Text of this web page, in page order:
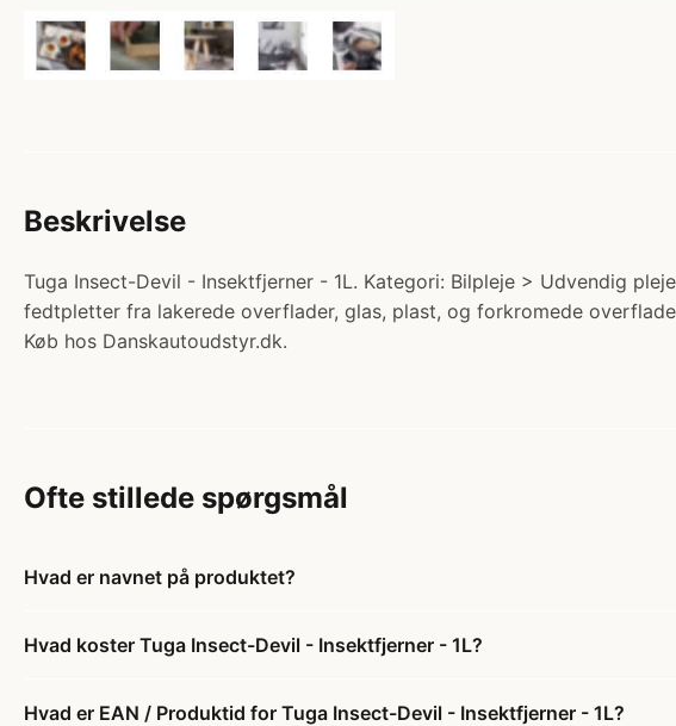
Beskrivelse
Tuga Insect-Devil - Insektfjerner - 1L. Kategori: Bilpleje > Udvendig
fedtpletter fra lakerede overflader, glas, plast, og forkromede
Køb hos Danskautoudstyr.dk.
Ofte stillede spørgsmål
Hvad er navnet på produktet?
Hvad koster Tuga Insect-Devil - Insektfjerner - 1L?
Hvad er EAN / Produktid for Tuga Insect-Devil - Insektfjerner - 1L?